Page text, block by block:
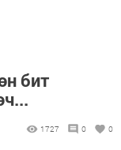
бит
1727 0 0